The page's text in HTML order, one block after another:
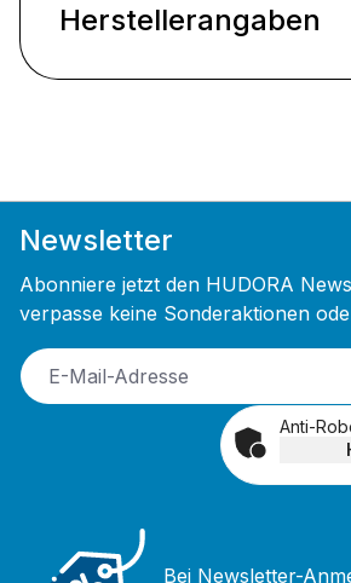
Herstellerangaben
Newsletter
Abonniere jetzt den HUDORA
verpasse keine Sonderaktionen
Anti-
Bei Newsletter-